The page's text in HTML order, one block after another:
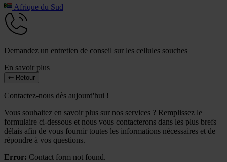
Afrique du Sud
Demandez un entretien de conseil sur les cellules souches
En savoir plus
Retour
Contactez-nous dès aujourd'hui !
Vous souhaitez en savoir plus sur nos services ? Remplissez le
formulaire ci-dessous et nous vous contacterons dans les plus brefs
délais afin de vous fournir toutes les informations nécessaires et de
répondre à vos questions.
Error: Contact form not found.